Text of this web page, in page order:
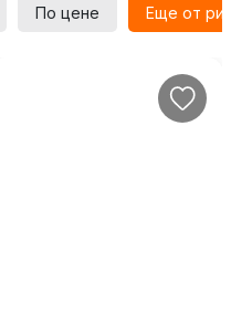
По цене Еще от